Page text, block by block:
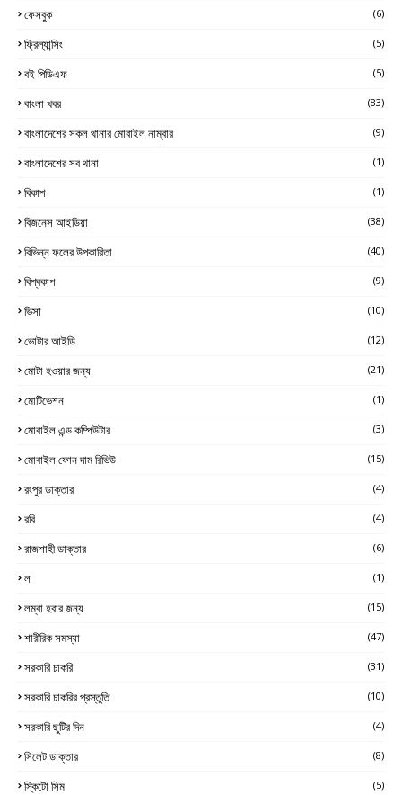
ফেসবুক (6)
ফ্রিল্যান্সিং (5)
বই পিডিএফ (5)
বাংলা খবর (83)
বাংলাদেশের সকল থানার মোবাইল নাম্বার (9)
বাংলাদেশের সব থানা (1)
বিকাশ (1)
বিজনেস আইডিয়া (38)
বিভিন্ন ফলের উপকারিতা (40)
বিশ্বকাপ (9)
ভিসা (10)
ভোটার আইডি (12)
মোটা হওয়ার জন্য (21)
মোটিভেশন (1)
মোবাইল এন্ড কম্পিউটার (3)
মোবাইল ফোন দাম রিভিউ (15)
রংপুর ডাক্তার (4)
রবি (4)
রাজশাহী ডাক্তার (6)
ল (1)
লম্বা হবার জন্য (15)
শারীরিক সমস্যা (47)
সরকারি চাকরি (31)
সরকারি চাকরির প্রস্তুতি (10)
সরকারি ছুটির দিন (4)
সিলেট ডাক্তার (8)
স্কিটো সিম (5)